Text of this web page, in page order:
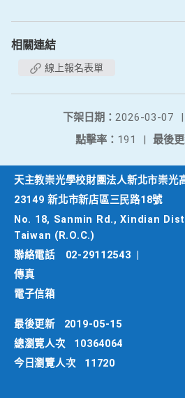
相關連結
線上報名表單
下架日期： 2026-03-07
|
最後
點擊率： 191 |
天主教崇光學校財團法人新北市崇光
23149 新北市新店區三民路18號
No. 18, Sanmin Rd., Xindian
Taiwan (R.O.C.)
聯絡電話
02-29112543
傳真
電子信箱
最後更新
2019-05-15
總瀏覽人次
10364064
今日瀏覽人次
11720